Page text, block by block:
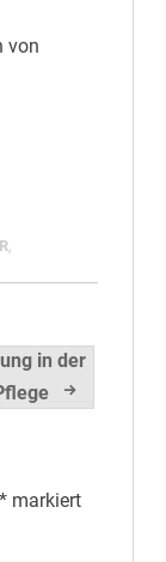
von
,
in der
markiert